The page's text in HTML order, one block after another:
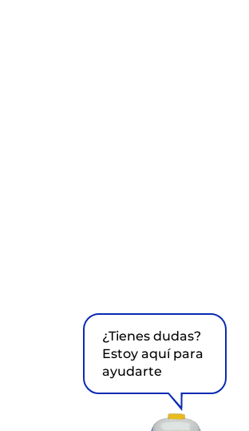
¿Tienes dudas?
Estoy aquí para
ayudarte